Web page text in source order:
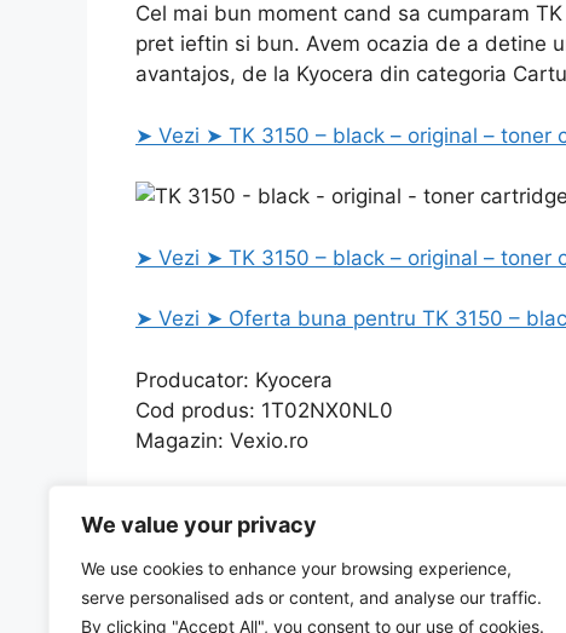
We value your privacy
We use cookies to enhance your browsing experience,
serve personalised ads or content, and analyse our traffic.
By clicking "Accept All", you consent to our use of cookies.
Cel mai bun moment cand sa cumparam
pret ieftin si bun. Avem ocazia de a detine
avantajos, de la Kyocera din categoria
➤ Vezi ➤ TK 3150 – black – original – toner
➤ Vezi ➤ TK 3150 – black – original –
➤ Vezi ➤ Oferta buna pentru TK 3150 –
Producator: Kyocera
Cod produs: 1T02NX0NL0
Magazin: Vexio.ro
Tastatura QY776AA, cu fir, USB, Neagra cu cel
Card memorie SANDISK EXTREME
V30 UHS-I U3 Mobile cu cel mai interesant pret, ca